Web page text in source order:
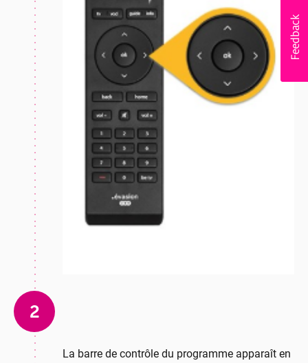
2
La barre de contrôle du programme apparaît en